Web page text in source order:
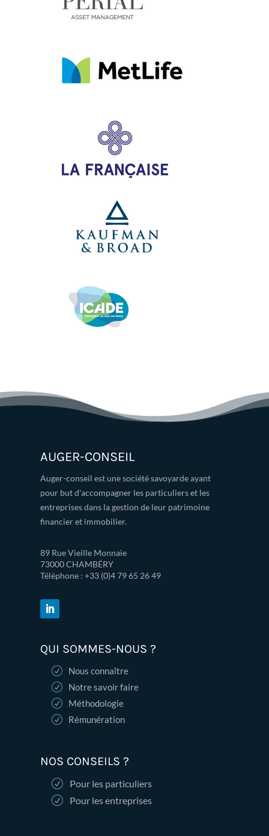
AUGER-CONSEIL
Auger-conseil est une société savoyarde ayant
pour but d'accompagner les particuliers et les
entreprises dans la gestion de leur patrimoine
financier et immobilier.
89 Rue Vieille Monnaie
73000 CHAMBÉRY
Téléphone : +33 (0)4 79 65 26 49
QUI SOMMES-NOUS ?
Nous connaître
Notre savoir faire
Méthodologie
Rémunération
NOS CONSEILS ?
Pour les particuliers
Pour les entreprises